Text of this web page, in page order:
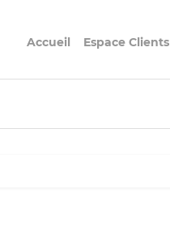
Accueil Espace Clients